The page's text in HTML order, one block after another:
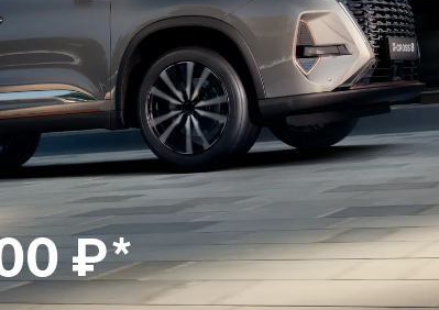
₽*